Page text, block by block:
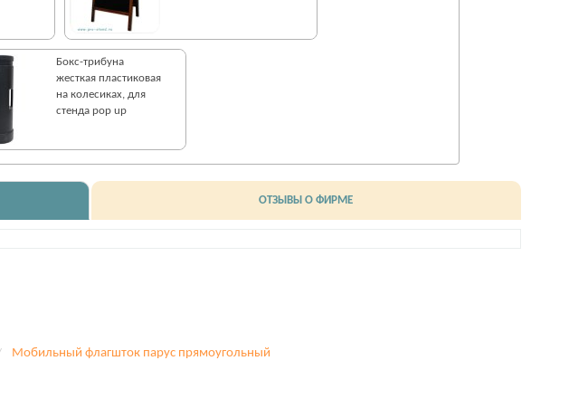
Бокс-трибуна
жесткая пластиковая
на колесиках, для
стенда pop up
ОТЗЫВЫ О ФИРМЕ
Мобильный флагшток парус прямоугольный